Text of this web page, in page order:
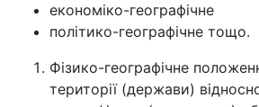
економіко-географічне
політико-географічне тощо.
Фізико-географічне
території (держави)